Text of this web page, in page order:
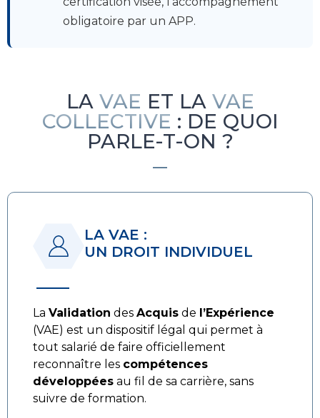
obligatoire par un APP.
LA VAE ET LA VAE
COLLECTIVE : DE QUOI
PARLE-T-ON ?
LA VAE :
UN DROIT INDIVIDUEL
La Validation des Acquis de l’Expérience
(VAE) est un dispositif légal qui permet à
tout salarié de faire officiellement
reconnaître les compétences
développées au fil de sa carrière, sans
suivre de formation.